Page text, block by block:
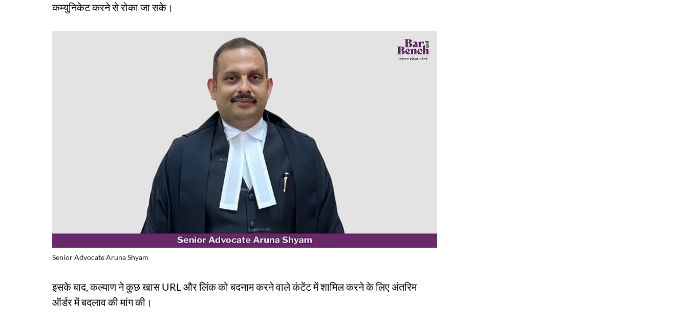
कम्युनिकेट करने से रोका जा सके।
Senior Advocate Aruna Shyam
इसके बाद, कल्याण ने कुछ खास URL और लिंक को बदनाम करने वाले कंटेंट में शामिल करने के लिए अंतरिम
ऑर्डर में बदलाव की मांग की।